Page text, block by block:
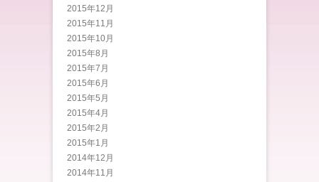
2015年12月
2015年11月
2015年10月
2015年8月
2015年7月
2015年6月
2015年5月
2015年4月
2015年2月
2015年1月
2014年12月
2014年11月